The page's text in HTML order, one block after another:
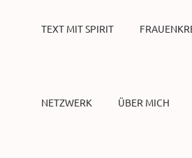
TEXT MIT SPIRIT
NETZWERK ÜBER MICH